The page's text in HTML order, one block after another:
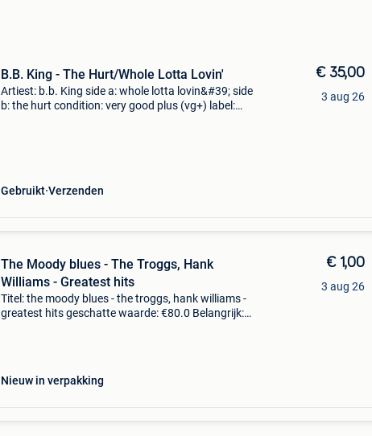
B.B. King - The Hurt/Whole Lotta Lovin'
Artiest: b.b. King side a: whole lotta lovin&#39; side
b: the hurt condition: very good plus (vg+) label:
Gebruikt Verzenden
€ 35,00
3 aug 26
The Moody blues - The Troggs, Hank
Williams - Greatest hits
Titel: the moody blues - the troggs, hank williams -
greatest hits geschatte waarde: €80.0 Belangrijk:
Nieuw in verpakking
€ 1,00
3 aug 26